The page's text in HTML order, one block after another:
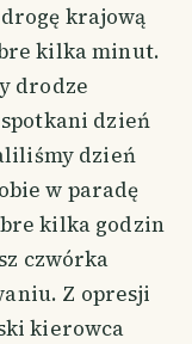
krajową
kilka minut.
drodze
dzień
dzień
w paradę
kilka godzin
czwórka
Z opresji
kierowca